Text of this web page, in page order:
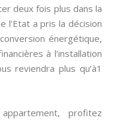
deux fois plus dans la
l’Etat a pris la décision
énergétique,
à l’installation
reviendra plus qu’à1
profitez